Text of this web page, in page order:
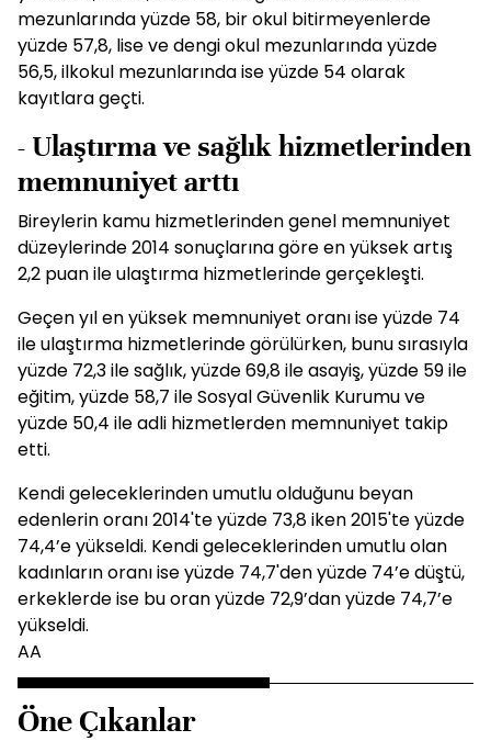
mezunlarında yüzde 58, bir okul bitirmeyenlerde
yüzde 57,8, lise ve dengi okul mezunlarında yüzde
56,5, ilkokul mezunlarında ise yüzde 54 olarak
kayıtlara geçti.
- Ulaştırma ve sağlık hizmetlerinden
memnuniyet arttı
Bireylerin kamu hizmetlerinden genel memnuniyet
düzeylerinde 2014 sonuçlarına göre en yüksek artış
2,2 puan ile ulaştırma hizmetlerinde gerçekleşti.
Geçen yıl en yüksek memnuniyet oranı ise yüzde 74
ile ulaştırma hizmetlerinde görülürken, bunu sırasıyla
yüzde 72,3 ile sağlık, yüzde 69,8 ile asayiş, yüzde 59 ile
eğitim, yüzde 58,7 ile Sosyal Güvenlik Kurumu ve
yüzde 50,4 ile adli hizmetlerden memnuniyet takip
etti.
Kendi geleceklerinden umutlu olduğunu beyan
edenlerin oranı 2014'te yüzde 73,8 iken 2015'te yüzde
74,4’e yükseldi. Kendi geleceklerinden umutlu olan
kadınların oranı ise yüzde 74,7'den yüzde 74’e düştü,
erkeklerde ise bu oran yüzde 72,9’dan yüzde 74,7’e
yükseldi.
AA
Öne Çıkanlar